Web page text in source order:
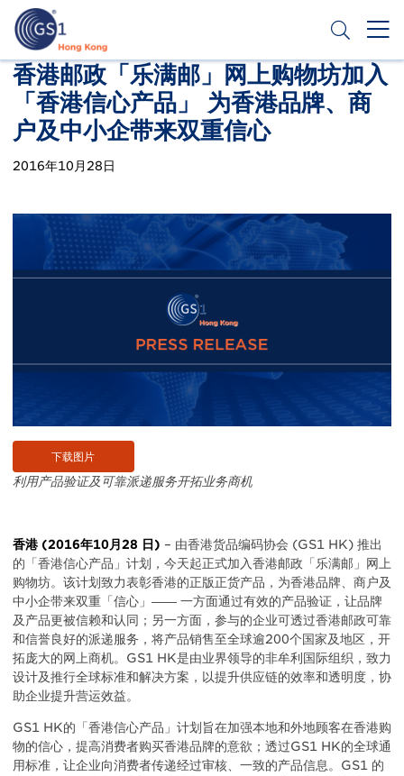
主Header
Top
Second
Menu
申请条码
香港邮政「乐满邮」网上购物坊加入
「香港信心产品」 为香港品牌、商
户及中小企带来双重信心
2016年10月28日
下载图片
利用产品验证及可靠派递服务开拓业务商机
香港 (2016年10月 28 日 ) – 由香港货品编码协会 (GS1 HK) 推出
的「香港信心产品」计划，今天起正式加入香港邮政「乐满邮」网上
购物坊。该计划致力表彰香港的正版正货产品，为香港品牌、商户及
中小企带来双重「信心」―― 一方面通过有效的产品验证，让品牌
及产品更被信赖和认同；另一方面，参与的企业可透过香港邮政可靠
和信誉良好的派递服务，将产品销售至全球逾200个国家及地区，开
拓庞大的网上商机。GS1 HK是由业界领导的非牟利国际组织，致力
设计及推行全球标准和解决方案，以提升供应链的效率和透明度，协
助企业提升营运效益。
GS1 HK的「香港信心产品」计划旨在加强本地和外地顾客在香港购
物的信心，提高消费者购买香港品牌的意欲；透过GS1 HK的全球通
用标准，让企业向消费者传递经过审核、一致的产品信息。GS1 的